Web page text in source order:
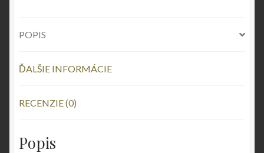
POPIS
ĎALŠIE INFORMÁCIE
RECENZIE (0)
Popis